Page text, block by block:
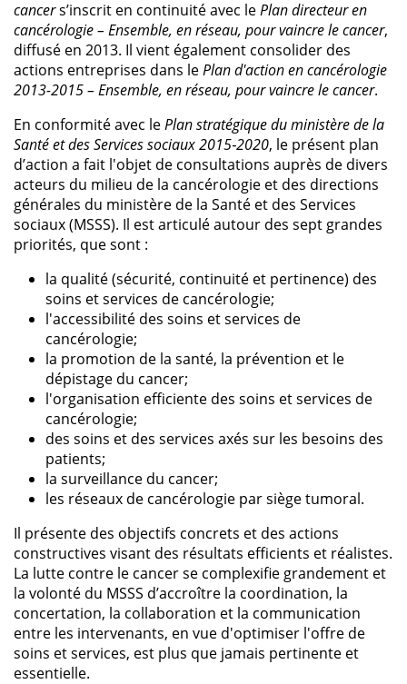
cancers’inscrit en continuité avec lePlan directeur en
cancérologie – Ensemble, en réseau, pour vaincre le cancer,
diffusé en 2013. Il vient également consolider des
actions entreprises dans lePlan d'action en cancérologie
2013-2015 – Ensemble, en réseau, pour vaincre le cancer.
En conformité avec lePlan stratégique du ministère de la
Santé et des Services sociaux 2015‑2020, le présent plan
d’action a fait l'objet de consultations auprès de divers
acteurs du milieu de la cancérologie et des directions
générales du ministère de la Santé et des Services
sociaux (MSSS). Il est articulé autour des sept grandes
priorités, que sont :
la qualité (sécurité, continuité et pertinence) des
soins et services de cancérologie;
l'accessibilité des soins et services de
cancérologie;
la promotion de la santé, la prévention et le
dépistage du cancer;
l'organisation efficiente des soins et services de
cancérologie;
des soins et des services axés sur les besoins des
patients;
la surveillance du cancer;
les réseaux de cancérologie par siège tumoral.
Il présente des objectifs concrets et des actions
constructives visant des résultats efficients et réalistes.
La lutte contre le cancer se complexifie grandement et
la volonté du MSSS d’accroître la coordination, la
concertation, la collaboration et la communication
entre les intervenants, en vue d'optimiser l'offre de
soins et services, est plus que jamais pertinente et
essentielle.